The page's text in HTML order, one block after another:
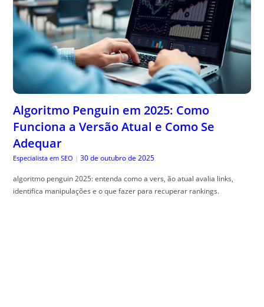
Algoritmo Penguin em 2025: Como
Funciona a Versão Atual e Como Se
Adequar
Especialista em SEO | 30 de outubro de 2025
algoritmo penguin 2025: entenda como a vers, ão atual avalia links,
identifica manipulações e o que fazer para recuperar rankings.